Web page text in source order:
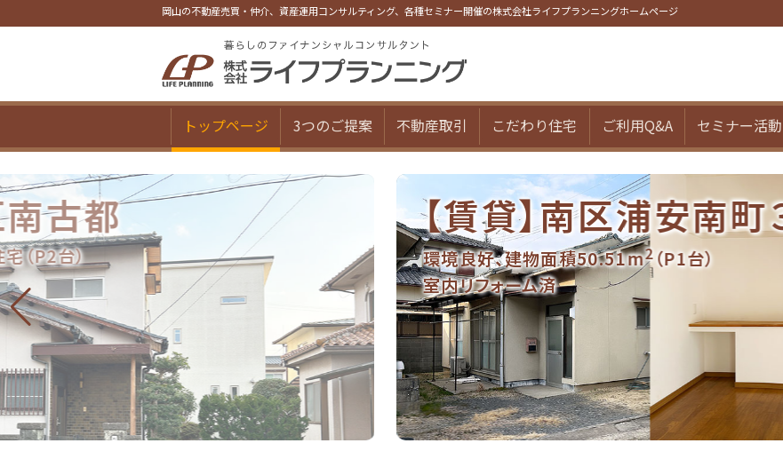
岡山の不動産売買・仲介、資産運用コンサルティング、各種セミナー開催の株式会社ライフプランニングホームページ
トップページ 3つのご提案 不動産取引 こだわり住宅 ご利用Q&A セミナー活動
【賃貸】南区浦安南町３号棟
環境良好、建物面積50.51m2（P1台）
室内リフォーム済